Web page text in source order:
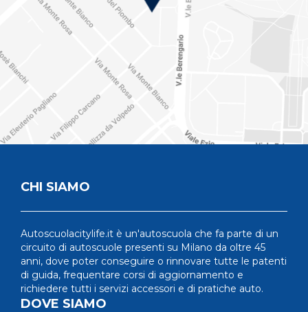
CHI SIAMO
Autoscuolacitylife.it è un'autoscuola che fa parte di un
circuito di autoscuole presenti su Milano da oltre 45
anni, dove poter conseguire o rinnovare tutte le patenti
di guida, frequentare corsi di aggiornamento e
richiedere tutti i servizi accessori e di pratiche auto.
DOVE SIAMO